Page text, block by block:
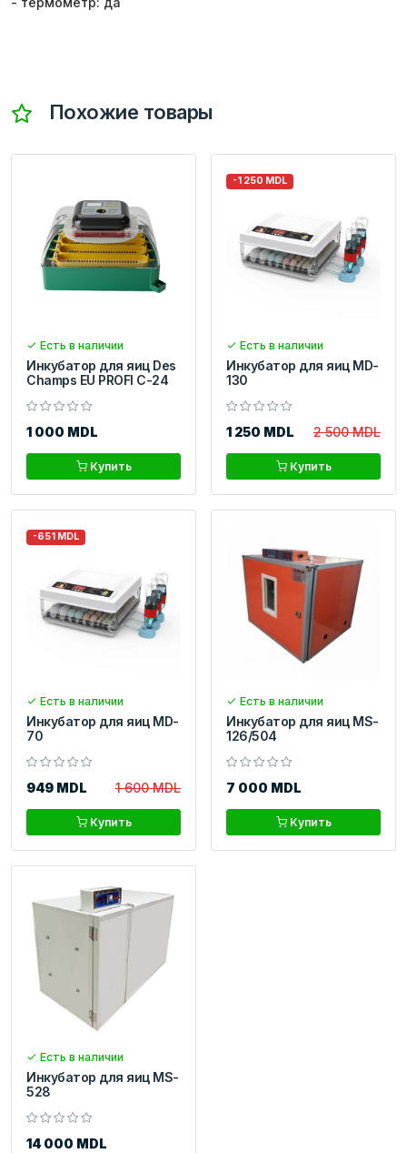
Похожие товары
Есть в наличии
Инкубатор для яиц Des
Champs EU PROFI C-24
1 000 MDL
Купить
-1 250 MDL
Есть в наличии
Инкубатор для яиц MD-
130
1 250 MDL 2 500 MDL
Купить
-651 MDL
Есть в наличии
Инкубатор для яиц MD-
70
949 MDL 1 600 MDL
Купить
Есть в наличии
Инкубатор для яиц MS-
126/504
7 000 MDL
Купить
Есть в наличии
Инкубатор для яиц MS-
528
14 000 MDL